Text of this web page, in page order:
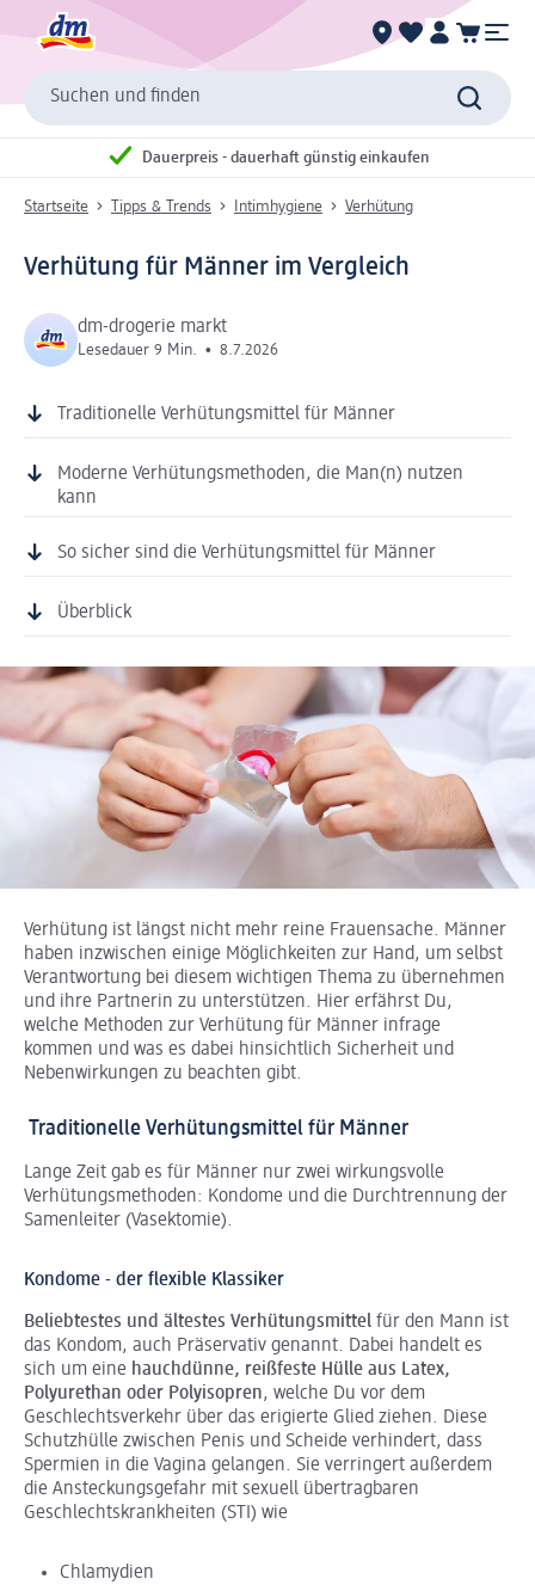
Suchen und finden
Dauerpreis - dauerhaft günstig einkaufen
Startseite Tipps & Trends Intimhygiene Verhütung
Verhütung für Männer im Vergleich
dm-drogerie markt
Lesedauer 9 Min. • 8.7.2026
Traditionelle Verhütungsmittel für Männer
Moderne Verhütungsmethoden, die Man(n) nutzen
kann
So sicher sind die Verhütungsmittel für Männer
Überblick
Verhütung ist längst nicht mehr reine Frauensache. Männer
haben inzwischen einige Möglichkeiten zur Hand, um selbst
Verantwortung bei diesem wichtigen Thema zu übernehmen
und ihre Partnerin zu unterstützen. Hier erfährst Du,
welche Methoden zur Verhütung für Männer infrage
kommen und was es dabei hinsichtlich Sicherheit und
Nebenwirkungen zu beachten gibt.
Traditionelle Verhütungsmittel für Männer
Lange Zeit gab es für Männer nur zwei wirkungsvolle
Verhütungsmethoden: Kondome und die Durchtrennung der
Samenleiter (Vasektomie).
Kondome - der flexible Klassiker
Beliebtestes und ältestes Verhütungsmittel für den Mann ist
das Kondom, auch Präservativ genannt. Dabei handelt es
sich um eine hauchdünne, reißfeste Hülle aus Latex,
Polyurethan oder Polyisopren, welche Du vor dem
Geschlechtsverkehr über das erigierte Glied ziehen. Diese
Schutzhülle zwischen Penis und Scheide verhindert, dass
Spermien in die Vagina gelangen. Sie verringert außerdem
die Ansteckungsgefahr mit sexuell übertragbaren
Geschlechtskrankheiten (STI) wie
Chlamydien